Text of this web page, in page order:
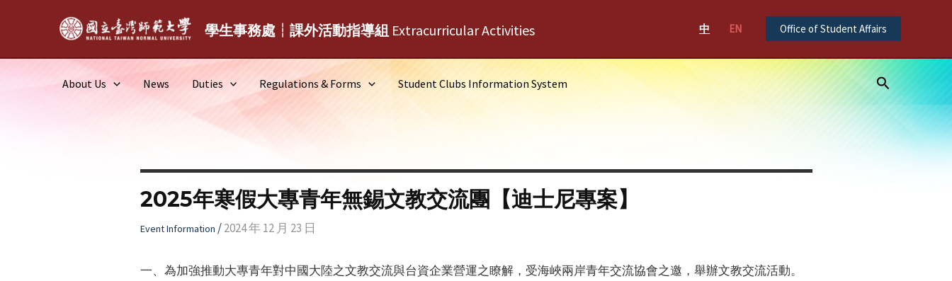
學生事務處┆課外活動指導組 Extracurricular Activities 中 EN Office of Student Affairs
About Us News Duties Regulations & Forms Student Clubs Information System Search
2025年寒假大專青年無錫文教交流團【迪士尼專案】
Event Information /2024 年 12 月 23 日
一、為加強推動大專青年對中國大陸之文教交流與台資企業營運之瞭解，受海峽兩岸青年交流協會之邀，舉辦文教交流活動。